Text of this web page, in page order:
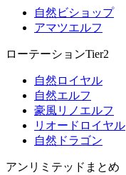
自然ビショップ
アマツエルフ
ローテーションTier2
自然ロイヤル
自然エルフ
豪風リノエルフ
リオードロイヤル
自然ドラゴン
アンリミテッドまとめ